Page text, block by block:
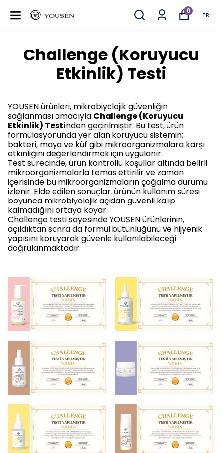
0
TR
Challenge (Koruyucu
Etkinlik) Testi
YOUSEN ürünleri, mikrobiyolojik güvenliğin
sağlanması amacıyla Challenge (Koruyucu
Etkinlik) Testinden geçirilmiştir. Bu test, ürün
formülasyonunda yer alan koruyucu sistemin;
bakteri, maya ve küf gibi mikroorganizmalara karşı
etkinliğini değerlendirmek için uygulanır.
Test sürecinde, ürün kontrollü koşullar altında belirli
mikroorganizmalarla temas ettirilir ve zaman
içerisinde bu mikroorganizmaların çoğalma durumu
izlenir. Elde edilen sonuçlar, ürünün kullanım süresi
boyunca mikrobiyolojik açıdan güvenli kalıp
kalmadığını ortaya koyar.
Challenge testi sayesinde YOUSEN ürünlerinin,
açıldıktan sonra da formül bütünlüğünü ve hijyenik
yapısını koruyarak güvenle kullanılabileceği
doğrulanmaktadır.